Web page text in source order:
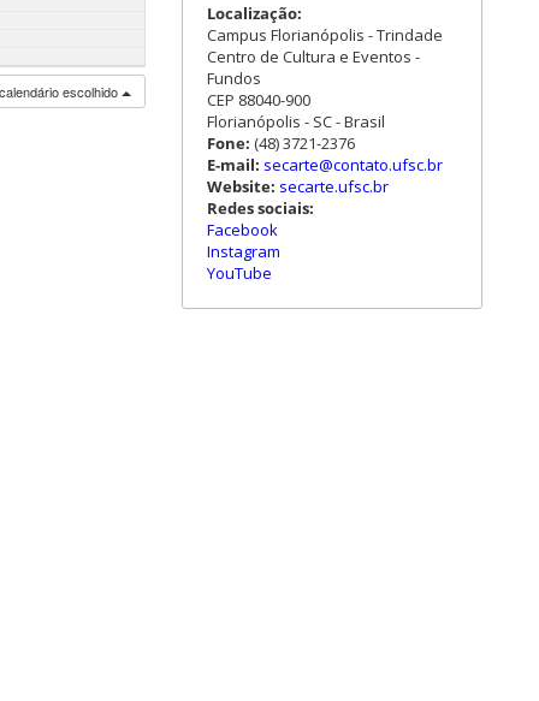
escolhido
Localização:
Campus Florianópolis - Trindade
Centro de Cultura e Eventos -
Fundos
CEP 88040-900
Florianópolis - SC - Brasil
Fone: (48) 3721-2376
E-mail: secarte@contato.ufsc.br
Website: secarte.ufsc.br
Redes sociais:
Facebook
Instagram
YouTube